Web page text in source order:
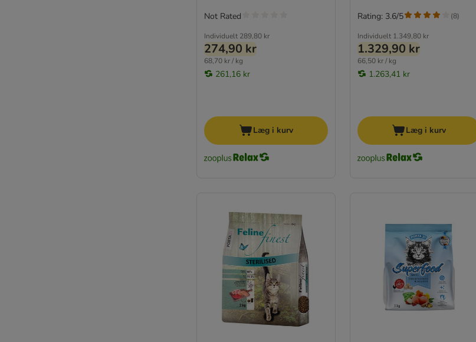
Individuelt 289,80 kr
274,90 kr
68,70 kr / kg
261,16 kr
Not Rated
Læg i kurv
Individuelt 1.349,80 kr
1.329,90 kr
66,50 kr / kg
1.263,41 kr
Rating: 3.6/5 (8)
Læg i kurv